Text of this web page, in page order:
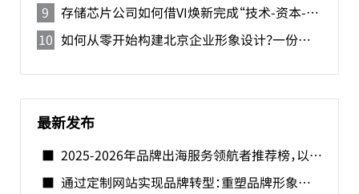
存储芯片公司如何借VI焕新完成“技术-资本-品牌”三级跳-北京VI设计公司
如何从零开始构建北京企业形象设计？一份北京品牌形象手册设计指南
最新发布
2025-2026年品牌出海服务领航者推荐榜，以全球视野驱动品牌新生的国际之路
通过定制网站实现品牌转型：重塑品牌形象的数字化战略